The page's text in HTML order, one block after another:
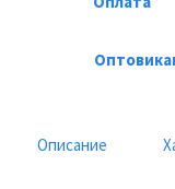
Описание